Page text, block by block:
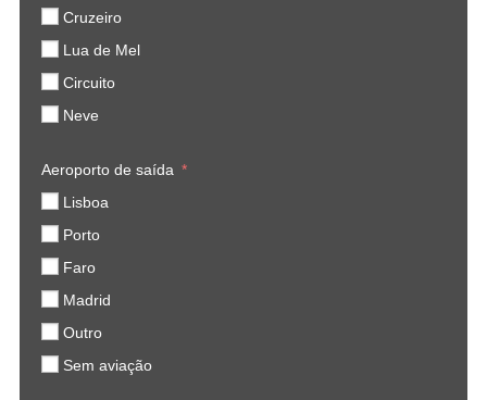
Cruzeiro
Lua de Mel
Circuito
Neve
Aeroporto de saída
Lisboa
Porto
Faro
Madrid
Outro
Sem aviação